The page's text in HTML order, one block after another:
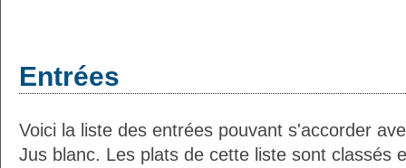
Entrées
Voici la liste des entrées pouvant s'accorder
Jus blanc. Les plats de cette liste sont classés